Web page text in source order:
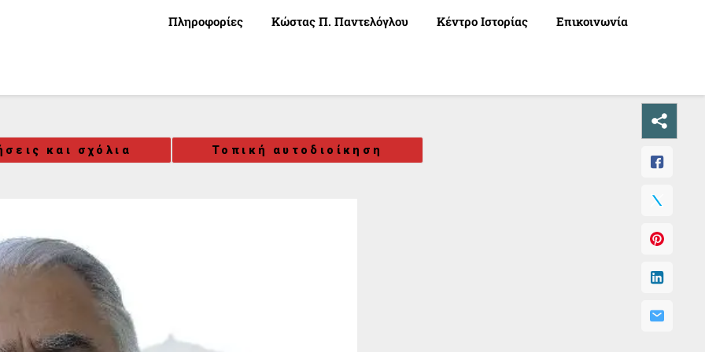
Πληροφορίες Κώστας Π. Παντελόγλου Κέντρο Ιστορίας Επικοινωνία
και σχόλια Τοπική αυτοδιοίκηση